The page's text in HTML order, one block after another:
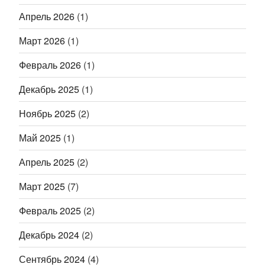
Апрель 2026 (1)
Март 2026 (1)
Февраль 2026 (1)
Декабрь 2025 (1)
Ноябрь 2025 (2)
Май 2025 (1)
Апрель 2025 (2)
Март 2025 (7)
Февраль 2025 (2)
Декабрь 2024 (2)
Сентябрь 2024 (4)